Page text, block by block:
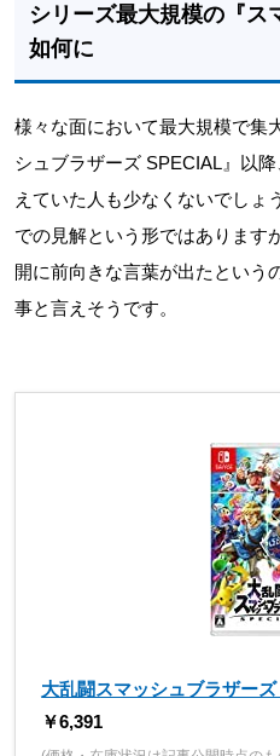
シリーズ最大規模の『ス
如何に
様々な面において最大規模で集
シュブラザーズ SPECIAL』以
えていた人も少なくないでしょ
での見解という形ではあります
開に前向きな言葉が出たという
事と言えそうです。
大乱闘スマッシュブラザー
￥6,391